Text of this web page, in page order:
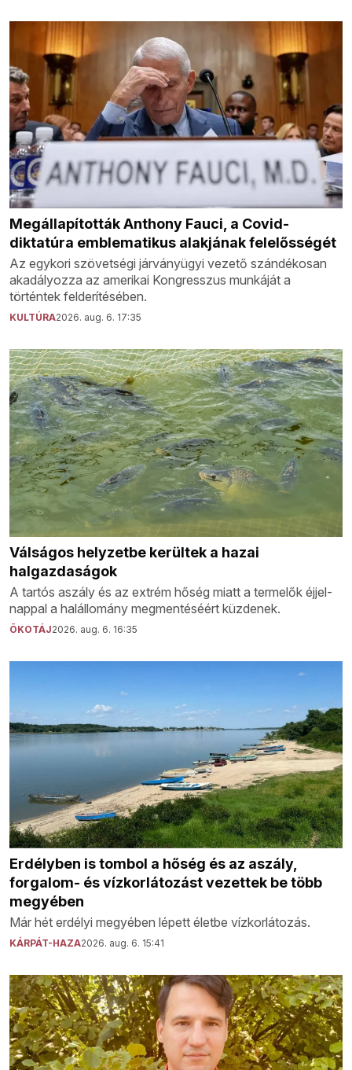
Megállapították Anthony Fauci, a Covid-
diktatúra emblematikus alakjának felelősségét
Az egykori szövetségi járványügyi vezető szándékosan
akadályozza az amerikai Kongresszus munkáját a
történtek felderítésében.
KULTÚRA2026. aug. 6. 17:35
Válságos helyzetbe kerültek a hazai
halgazdaságok
A tartós aszály és az extrém hőség miatt a termelők éjjel-
nappal a halállomány megmentéséért küzdenek.
ÖKOTÁJ2026. aug. 6. 16:35
Erdélyben is tombol a hőség és az aszály,
forgalom- és vízkorlátozást vezettek be több
megyében
Már hét erdélyi megyében lépett életbe vízkorlátozás.
KÁRPÁT-HAZA2026. aug. 6. 15:41